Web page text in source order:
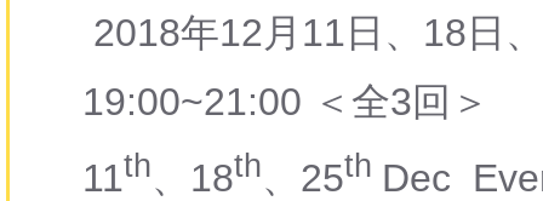
2018年12月11日、18
19:00~21:00 ＜全3回＞
11th、18th、25th Dec